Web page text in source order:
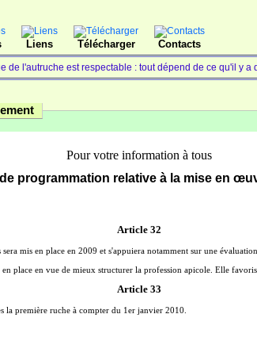
Liens Télécharger Contacts
de l'autruche est respectable : tout dépend de ce qu'il y a
Pour votre information à tous
de programmation relative à la mise en
Article 32
mis en place en 2009 et s'appuiera notamment sur une
place en vue de mieux structurer la profession apicole. Elle
Article 33
la première ruche à compter du 1er janvier 2010.